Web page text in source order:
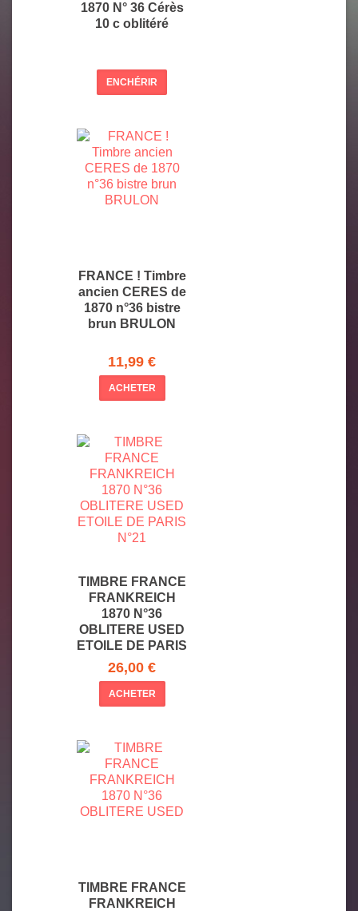
1870 N° 36 Cérès
10 c oblitéré
ENCHÉRIR
FRANCE ! Timbre
ancien CERES de
1870 n°36 bistre
brun BRULON
11,99 €
ACHETER
TIMBRE FRANCE
FRANKREICH
1870 N°36
OBLITERE USED
ETOILE DE PARIS
N°2
26,00 €
ACHETER
TIMBRE FRANCE
FRANKREICH